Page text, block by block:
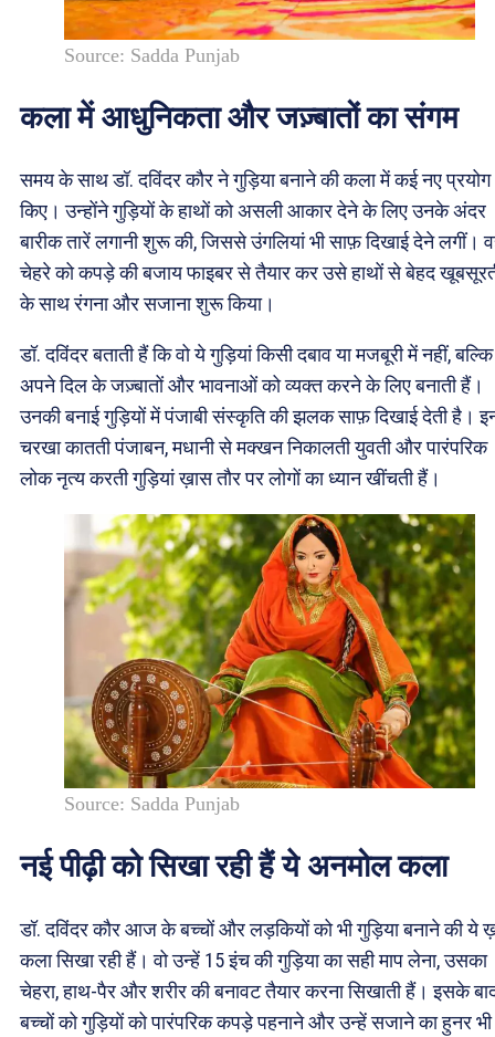
Source: Sadda Punjab
कला में आधुनिकता और जज़्बातों का संगम
समय के साथ डॉ. दविंदर कौर ने गुड़िया बनाने की कला में कई नए प्रयोग
किए। उन्होंने गुड़ियों के हाथों को असली आकार देने के लिए उनके अंदर
बारीक तारें लगानी शुरू की, जिससे उंगलियां भी साफ़ दिखाई देने लगीं।
चेहरे को कपड़े की बजाय फाइबर से तैयार कर उसे हाथों से बेहद
के साथ रंगना और सजाना शुरू किया।
डॉ. दविंदर बताती हैं कि वो ये गुड़ियां किसी दबाव या मजबूरी में नहीं, बल्कि
अपने दिल के जज़्बातों और भावनाओं को व्यक्त करने के लिए बनाती हैं।
उनकी बनाई गुड़ियों में पंजाबी संस्कृति की झलक साफ़ दिखाई देती है।
चरखा कातती पंजाबन, मधानी से मक्खन निकालती युवती और पारंपरिक
लोक नृत्य करती गुड़ियां ख़ास तौर पर लोगों का ध्यान खींचती हैं।
Source: Sadda Punjab
नई पीढ़ी को सिखा रही हैं ये अनमोल कला
डॉ. दविंदर कौर आज के बच्चों और लड़कियों को भी गुड़िया बनाने की ये
कला सिखा रही हैं। वो उन्हें 15 इंच की गुड़िया का सही माप लेना, उसका
चेहरा, हाथ-पैर और शरीर की बनावट तैयार करना सिखाती हैं। इसके
बच्चों को गुड़ियों को पारंपरिक कपड़े पहनाने और उन्हें सजाने का हुनर भी